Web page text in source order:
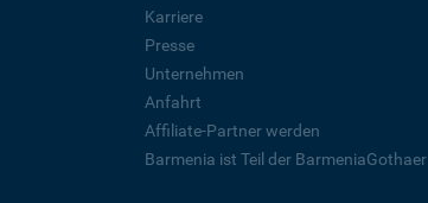
Karriere
Presse
Unternehmen
Anfahrt
Affiliate-Partner werden
Barmenia ist Teil der BarmeniaGothaer